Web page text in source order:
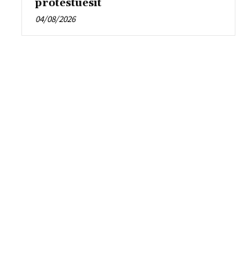
protestuesit
04/08/2026